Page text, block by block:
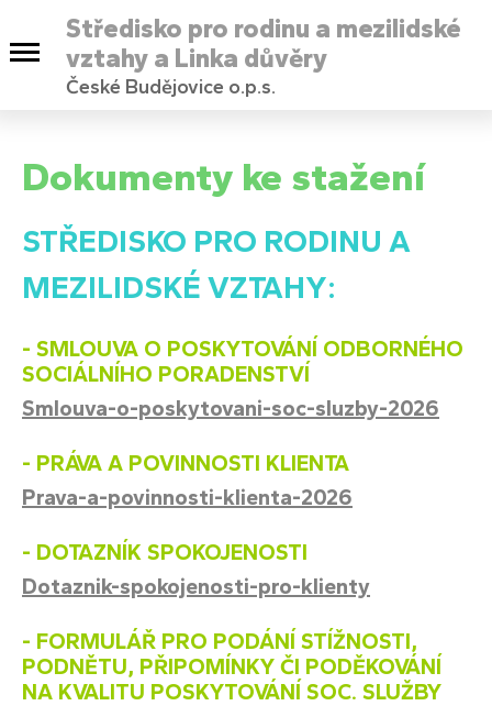
Středisko pro rodinu a mezilidské
vztahy a Linka důvěry
České Budějovice o.p.s.
Dokumenty ke stažení
STŘEDISKO PRO RODINU A
MEZILIDSKÉ VZTAHY:
- SMLOUVA O POSKYTOVÁNÍ ODBORNÉHO
SOCIÁLNÍHO PORADENSTVÍ
Smlouva-o-poskytovani-soc-sluzby-2026
- PRÁVA A POVINNOSTI KLIENTA
Prava-a-povinnosti-klienta-2026
- DOTAZNÍK SPOKOJENOSTI
Dotaznik-spokojenosti-pro-klienty
- FORMULÁŘ PRO PODÁNÍ STÍŽNOSTI,
PODNĚTU, PŘIPOMÍNKY ČI PODĚKOVÁNÍ
NA KVALITU POSKYTOVÁNÍ SOC. SLUŽBY